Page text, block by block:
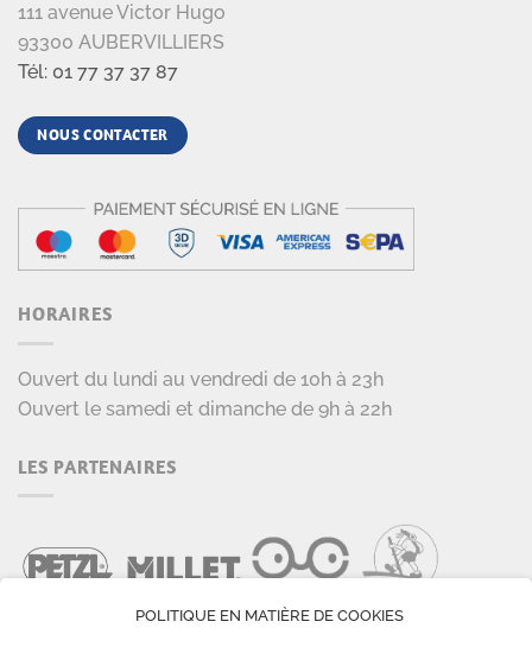
111 avenue Victor Hugo
93300 AUBERVILLIERS
Tél: 01 77 37 37 87
NOUS CONTACTER
HORAIRES
Ouvert du lundi au vendredi de 10h à 23h
Ouvert le samedi et dimanche de 9h à 22h
LES PARTENAIRES
POLITIQUE EN MATIÈRE DE COOKIES